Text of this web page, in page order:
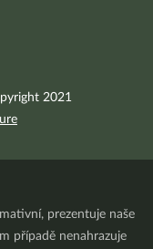
2021
prezentuje naše
případě nenahrazuje